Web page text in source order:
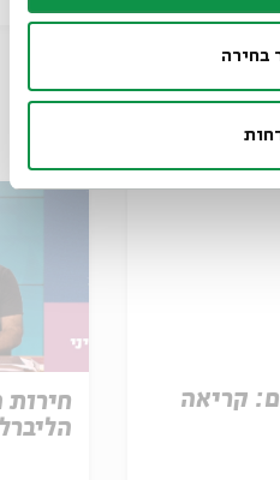
בחירה
אבי חי
קריאה